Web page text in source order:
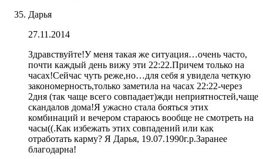
Дарья
27.11.2014
Здравствуйте!У меня такая же ситуация…очень часто,
почти каждый день вижу эти 22:22.Причем только на
часах!Сейчас чуть реже,но…для себя я увидела четкую
закономерность,только заметила на часах 22:22-через
2дня (так чаще всего совпадает)жди неприятностей,чаще
скандалов дома!Я ужасно стала бояться этих
комбинаций и вечером стараюсь вообще не смотреть на
часы((.Как избежать этих совпадений или как
отработать карму? Я Дарья, 19.07.1990г.р.Заранее
благодарна!